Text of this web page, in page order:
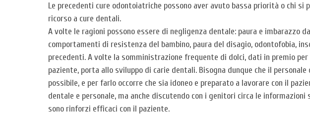
Le precedenti cure odontoiatriche possono aver avuto bassa priorità o chi si
ricorso a cure dentali.
A volte le ragioni possono essere di negligenza dentale: paura e imbarazzo
comportamenti di resistenza del bambino, paura del disagio, odontofobia,
precedenti. A volte la somministrazione frequente di dolci, dati in premio
paziente, porta allo sviluppo di carie dentali. Bisogna dunque che il
possibile, e per farlo occorre che sia idoneo e preparato a lavorare con il
dentale e personale, ma anche discutendo con i genitori circa le
sono rinforzi efficaci con il paziente.